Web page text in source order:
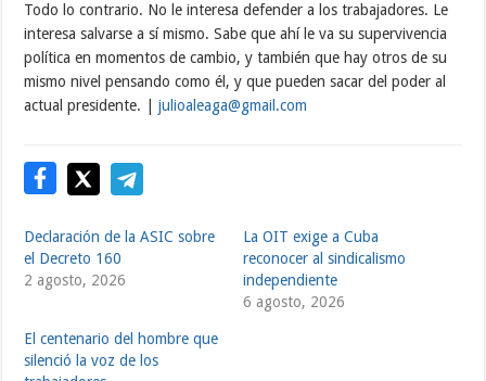
Todo lo contrario. No le interesa defender a los trabajadores. Le
interesa salvarse a sí mismo. Sabe que ahí le va su supervivencia
política en momentos de cambio, y también que hay otros de su
mismo nivel pensando como él, y que pueden sacar del poder al
actual presidente. |julioaleaga@gmail.com
Declaración de la ASIC sobre
el Decreto 160
2 agosto, 2026
La OIT exige a Cuba
reconocer al sindicalismo
independiente
6 agosto, 2026
El centenario del hombre que
silenció la voz de los